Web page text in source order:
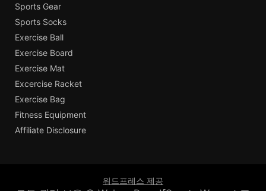
Sports Gear
Sports Socks
Exercise Ball
Exercise Board
Exercise Mat
Excercise Racket
Exercise Bag
Fitness Equipment
Affiliate Disclosure
워드프레스 제공